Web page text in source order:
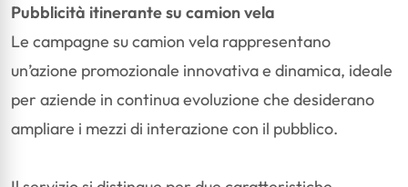
Pubblicità itinerante su camion vela
Le campagne su camion vela rappresentano
un’azione promozionale innovativa e dinamica, ideale
per aziende in continua evoluzione che desiderano
ampliare i mezzi di interazione con il pubblico.